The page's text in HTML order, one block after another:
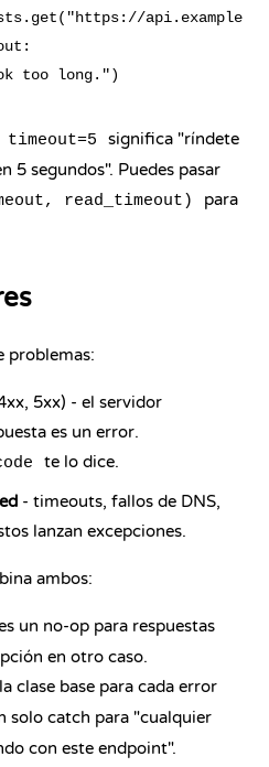
timeout=5
significa "ríndete
5 segundos". Puedes pasar
read_timeout)
para
problemas:
5xx) - el servidor
es un error.
te lo dice.
- timeouts, fallos de DNS,
lanzan excepciones.
ambos:
un no-op para respuestas
en otro caso.
clase base para cada error
solo catch para "cualquier
con este endpoint".